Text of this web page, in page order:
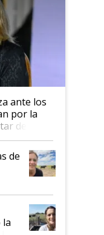
ante los
por la
dejó de
un
de
la